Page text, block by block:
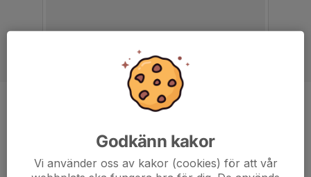
Godkänn kakor
Vi använder oss av kakor (cookies) för att vår